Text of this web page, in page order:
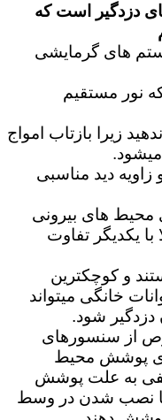
دزدگیر است که
های گرمایشی
نور مستقیم
زیرا بازتاب امواج
دید مناسبی
محیط های بیرونی
با یکدیگر تفاوت
و کوچکترین
خانگی میتواند
شود.
از سنسورهای
برای پوشش محیط
به علت پوشش
با نصب شدن در وسط